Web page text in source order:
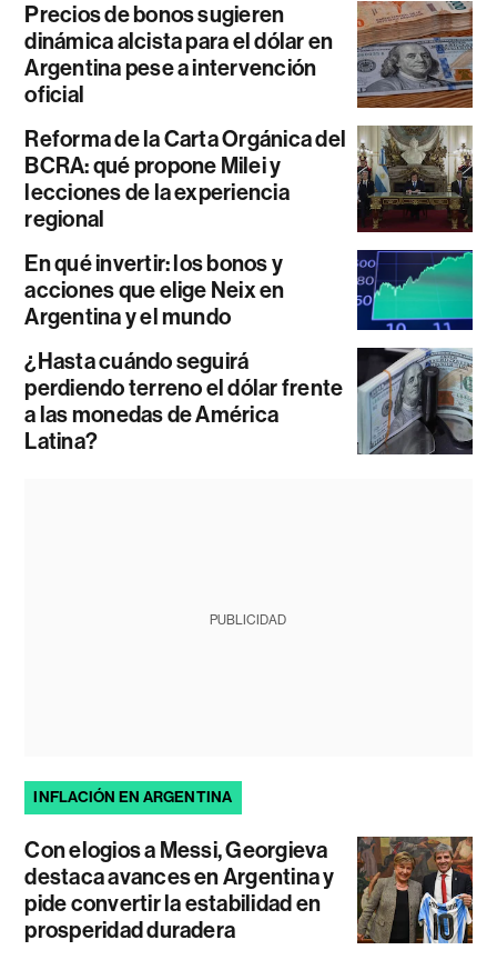
Precios de bonos sugieren
dinámica alcista para el dólar en
Argentina pese a intervención
oficial
Reforma de la Carta Orgánica del
BCRA: qué propone Milei y
lecciones de la experiencia
regional
En qué invertir: los bonos y
acciones que elige Neix en
Argentina y el mundo
¿Hasta cuándo seguirá
perdiendo terreno el dólar frente
a las monedas de América
Latina?
PUBLICIDAD
INFLACIÓN EN ARGENTINA
Con elogios a Messi, Georgieva
destaca avances en Argentina y
pide convertir la estabilidad en
prosperidad duradera